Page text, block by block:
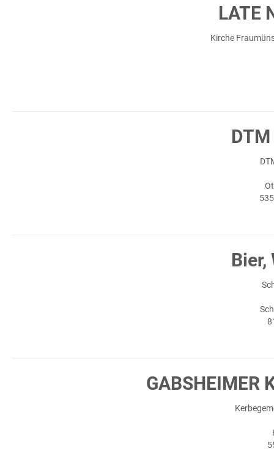
LATE
Kirche
Bier,
GABSHEIMER